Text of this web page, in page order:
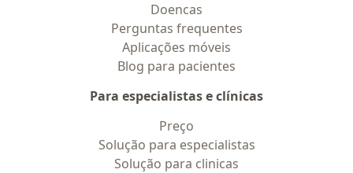
Doencas
Perguntas frequentes
Aplicações móveis
Blog para pacientes
Para especialistas e clínicas
Preço
Solução para especialistas
Solução para clinicas